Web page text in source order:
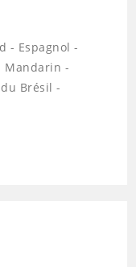
- Espagnol -
Mandarin -
Brésil -